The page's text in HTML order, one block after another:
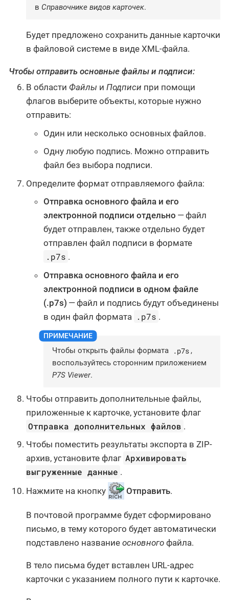
в Справочнике видов карточек.
Будет предложено сохранить данные карточки
в файловой системе в виде XML-файла.
Чтобы отправить основные файлы и подписи:
В области Файлы и Подписи при помощи
флагов выберите объекты, которые нужно
отправить:
Один или несколько основных файлов.
Одну любую подпись. Можно отправить
файл без выбора подписи.
Определите формат отправляемого файла:
Отправка основного файла и его
электронной подписи отдельно — файл
будет отправлен, также отдельно будет
отправлен файл подписи в формате
.p7s .
Отправка основного файла и его
электронной подписи в одном файле
(.p7s) — файл и подпись будут объединены
в один файл формата
.p7s .
Чтобы открыть файлы формата .p7s ,
воспользуйтесь сторонним приложением
P7S Viewer.
Чтобы отправить дополнительные файлы,
приложенные к карточке, установите флаг
Отправка дополнительных файлов .
Чтобы поместить результаты экспорта в ZIP-
архив, установите флаг Архивировать
выгруженные данные .
Нажмите на кнопку
Отправить.
В почтовой программе будет сформировано
письмо, в тему которого будет автоматически
подставлено название основного файла.
В тело письма будет вставлен URL-адрес
карточки с указанием полного пути к карточке.